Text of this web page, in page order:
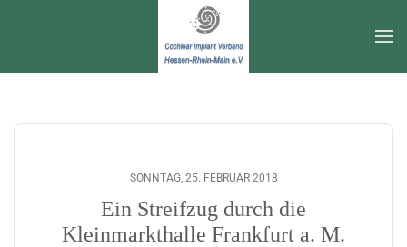
Zum Hauptinhalt springen
SONNTAG, 25. FEBRUAR 2018
Ein Streifzug durch die
Kleinmarkthalle Frankfurt a. M.